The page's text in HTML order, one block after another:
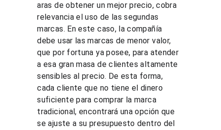
aras de obtener un mejor precio, cobra
relevancia el uso de las segundas
marcas. En este caso, la compañía
debe usar las marcas de menor valor,
que por fortuna ya posee, para atender
a esa gran masa de clientes altamente
sensibles al precio. De esta forma,
cada cliente que no tiene el dinero
suficiente para comprar la marca
tradicional, encontrará una opción que
se ajuste a su presupuesto dentro del